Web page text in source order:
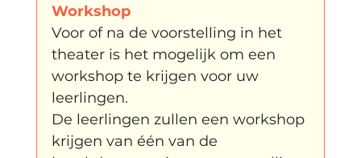
Workshop
Voor of na de voorstelling in het
theater is het mogelijk om een
workshop te krijgen voor uw
leerlingen.
De leerlingen zullen een workshop
krijgen van één van de